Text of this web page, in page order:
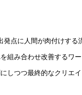
発点に人間が肉付けす
組み合わせ改善するワ
しつつ最終的なクリエ